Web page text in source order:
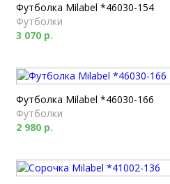
Футболка Milabel *46030-154
Футболки
3 070 р.
Футболка Milabel *46030-166
Футболки
2 980 р.